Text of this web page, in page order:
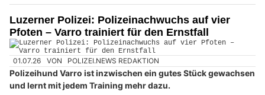
Luzerner Polizei: Polizeinachwuchs auf vier
Pfoten – Varro trainiert für den Ernstfall
01.07.26 VON POLIZEI.NEWS REDAKTION
Polizeihund Varro ist inzwischen ein gutes Stück gewachsen
und lernt mit jedem Training mehr dazu.